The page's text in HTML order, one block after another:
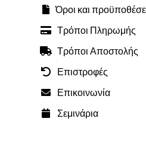
Όροι και
Τρόποι Πληρωμής
Τρόποι Αποστολής
Επιστροφές
Επικοινωνία
Σεμινάρια